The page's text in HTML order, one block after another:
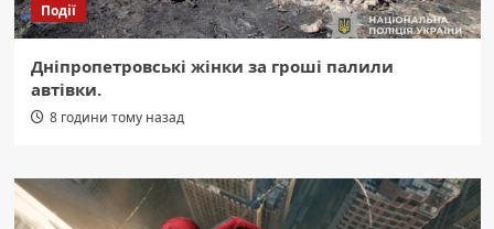
Події
Дніпропетровські жінки за гроші палили
автівки.
8 години тому назад